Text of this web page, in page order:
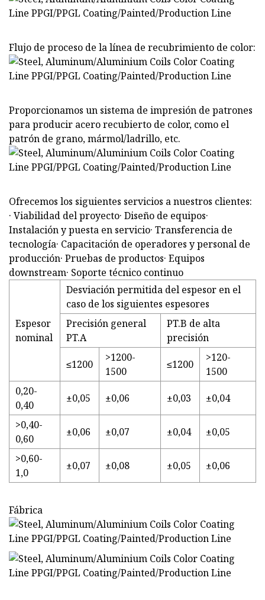
Flujo de proceso de la línea de recubrimiento de color:
Proporcionamos un sistema de impresión de patrones
para producir acero recubierto de color, como el
patrón de grano, mármol/ladrillo, etc.
Ofrecemos los siguientes servicios a nuestros clientes:
· Viabilidad del proyecto· Diseño de equipos·
Instalación y puesta en servicio· Transferencia de
tecnología· Capacitación de operadores y personal de
producción· Pruebas de productos· Equipos
downstream· Soporte técnico continuo
Espesor
nominal
Desviación permitida del espesor en el
caso de los siguientes espesores
Precisión general
PT.A
PT.B de alta
precisión
≤1200
>1200-
1500
≤1200
>120-
1500
0,20-
0,40
±0,05 ±0,06 ±0,03 ±0,04
>0,40-
0,60
±0,06 ±0,07 ±0,04 ±0,05
>0,60-
1,0
±0,07 ±0,08 ±0,05 ±0,06
Fábrica